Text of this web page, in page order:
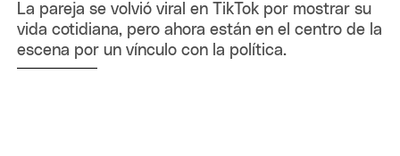
La pareja se volvió viral en TikTok por mostrar su
vida cotidiana, pero ahora están en el centro de la
escena por un vínculo con la política.